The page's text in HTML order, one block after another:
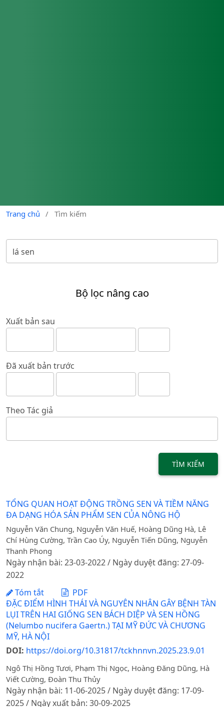
Trang chủ / Tìm kiếm
Bộ lọc nâng cao
Xuất bản sau
Đã xuất bản trước
Theo Tác giả
TÌM KIẾM
TỔNG QUAN HOẠT ĐỘNG TRỒNG SEN VÀ TIỀM NĂNG
ĐA DẠNG HÓA SẢN PHẨM SEN CỦA NÔNG HỘ
Nguyễn Văn Chung, Nguyễn Văn Huế, Hoàng Dũng Hà, Lê
Chí Hùng Cường, Trần Cao Úy, Nguyễn Tiến Dũng, Nguyễn
Thanh Phong
Ngày nhận bài: 23-03-2022 / Ngày duyệt đăng: 27-09-
2022
Tóm tắt
PDF
ĐẶC ĐIỂM HÌNH THÁI VÀ NGUYÊN NHÂN GÂY BỆNH TÀN
LỤI TRÊN HAI GIỐNG SEN BÁCH DIỆP VÀ SEN HỒNG
(Nelumbo nucifera Gaertn.) TẠI MỸ ĐỨC VÀ CHƯƠNG
MỸ, HÀ NỘI
DOI: https://doi.org/10.31817/tckhnnvn.2025.23.9.01
Ngô Thị Hồng Tươi, Phạm Thị Ngọc, Hoàng Đăng Dũng, Hà
Viết Cường, Đoàn Thu Thủy
Ngày nhận bài: 11-06-2025 / Ngày duyệt đăng: 17-09-
2025 / Ngày xuất bản: 30-09-2025